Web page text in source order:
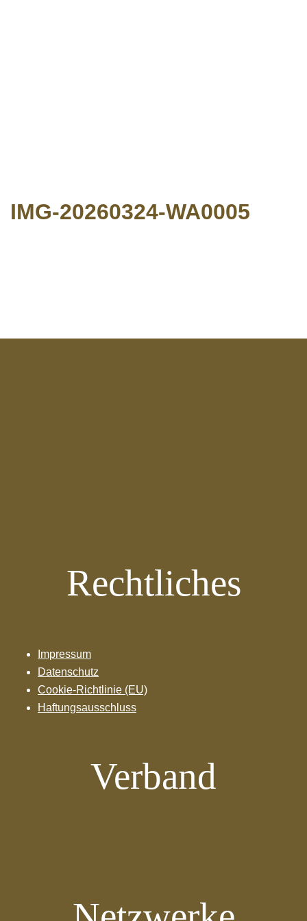
IMG-20260324-WA0005
Rechtliches
Impressum
Datenschutz
Cookie-Richtlinie (EU)
Haftungsausschluss
Verband